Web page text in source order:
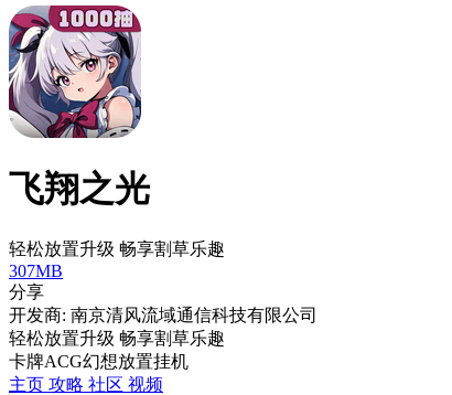
飞翔之光
轻松放置升级 畅享割草乐趣
307MB
分享
开发商: 南京清风流域通信科技有限公司
轻松放置升级 畅享割草乐趣
卡牌ACG幻想放置挂机
主页 攻略 社区 视频